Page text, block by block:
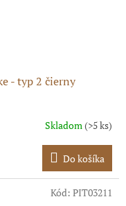
- typ 2 čierny
Skladom(>5 ks)
Do košíka
Kód: PIT03211